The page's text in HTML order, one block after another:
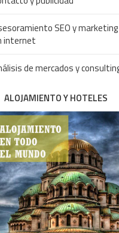
SEO y
internet
de mercados y
ALOJAMIENTO Y HOTELES